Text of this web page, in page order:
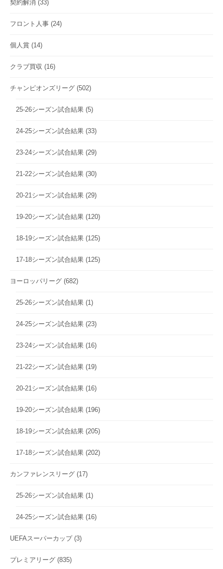
契約解消 (33)
フロント人事 (24)
個人賞 (14)
クラブ買収 (16)
チャンピオンズリーグ (502)
25-26シーズン試合結果 (5)
24-25シーズン試合結果 (33)
23-24シーズン試合結果 (29)
21-22シーズン試合結果 (30)
20-21シーズン試合結果 (29)
19-20シーズン試合結果 (120)
18-19シーズン試合結果 (125)
17-18シーズン試合結果 (125)
ヨーロッパリーグ (682)
25-26シーズン試合結果 (1)
24-25シーズン試合結果 (23)
23-24シーズン試合結果 (16)
21-22シーズン試合結果 (19)
20-21シーズン試合結果 (16)
19-20シーズン試合結果 (196)
18-19シーズン試合結果 (205)
17-18シーズン試合結果 (202)
カンファレンスリーグ (17)
25-26シーズン試合結果 (1)
24-25シーズン試合結果 (16)
UEFAスーパーカップ(3)
プレミアリーグ (835)